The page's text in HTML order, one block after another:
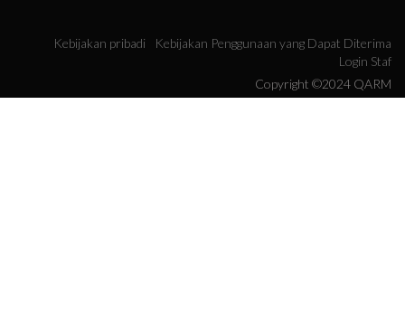
Kebijakan pribadi
Kebijakan Penggunaan yang Dapat Diterima
Login Staf
Copyright ©2024 QARM